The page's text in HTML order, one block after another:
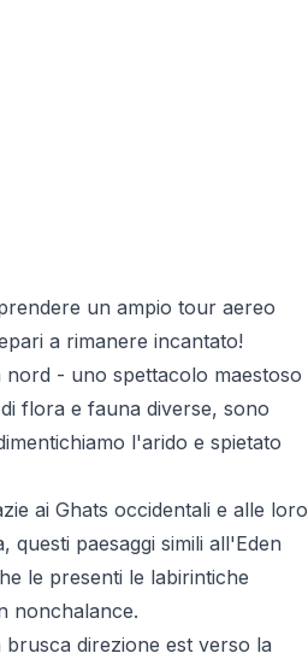
un ampio tour aereo
a rimanere incantato!
- uno spettacolo maestoso
flora e fauna diverse, sono
l'arido e spietato
ai Ghats occidentali e alle loro
questi paesaggi simili all'Eden
le presenti le labirintiche
nonchalance.
direzione est verso la